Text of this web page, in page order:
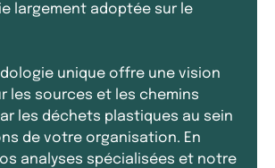
largement adoptée sur le
unique offre une vision
les sources et les chemins
les déchets plastiques au sein
de votre organisation. En
analyses spécialisées et notre